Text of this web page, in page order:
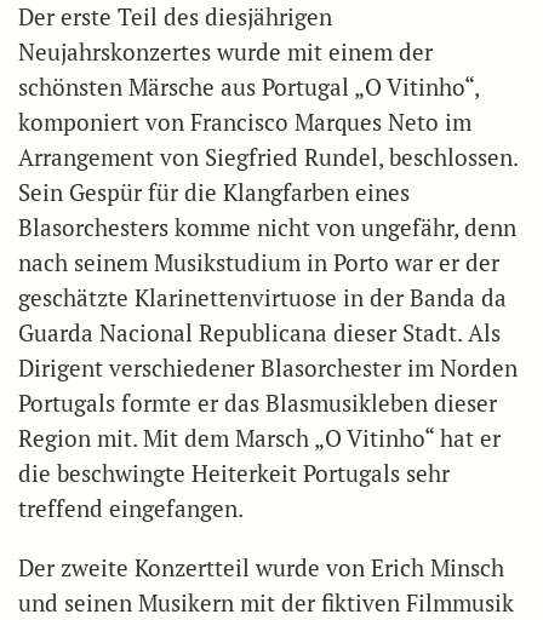
Der erste Teil des diesjährigen
Neujahrskonzertes wurde mit einem der
schönsten Märsche aus Portugal „O Vitinho“,
komponiert von Francisco Marques Neto im
Arrangement von Siegfried Rundel, beschlossen.
Sein Gespür für die Klangfarben eines
Blasorchesters komme nicht von ungefähr, denn
nach seinem Musikstudium in Porto war er der
geschätzte Klarinettenvirtuose in der Banda da
Guarda Nacional Republicana dieser Stadt. Als
Dirigent verschiedener Blasorchester im Norden
Portugals formte er das Blasmusikleben dieser
Region mit. Mit dem Marsch „O Vitinho“ hat er
die beschwingte Heiterkeit Portugals sehr
treffend eingefangen.
Der zweite Konzertteil wurde von Erich Minsch
und seinen Musikern mit der fiktiven Filmmusik